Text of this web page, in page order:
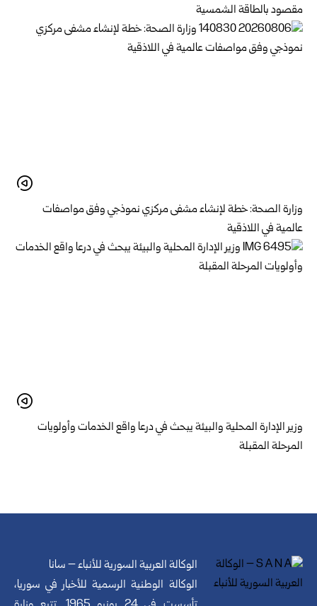
مقصود بالطاقة الشمسية
وزارة الصحة: خطة لإنشاء مشفى مركزي نموذجي وفق مواصفات
عالمية في اللاذقية
وزير الإدارة المحلية والبيئة يبحث في درعا واقع الخدمات وأولويات
المرحلة المقبلة
الوكالة العربية السورية للأنباء – سانا
الوكالة الوطنية الرسمية للأخبار في سوريا،